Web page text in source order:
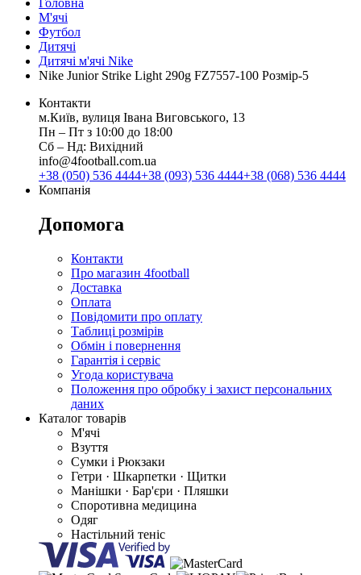
Головна
М'ячі
Футбол
Дитячі
Дитячі м'ячі Nike
Nike Junior Strike Light 290g FZ7557-100 Розмір-5
Контакти
м.Київ, вулиця Івана Виговського, 13
Пн ‒ Пт з 10:00 до 18:00
Сб ‒ Нд: Вихідний
info@4football.com.ua
+38 (050) 536 4444+38 (093) 536 4444+38 (068) 536 4444
Компанія
Допомога
Контакти
Про магазин 4football
Доставка
Оплата
Повідомити про оплату
Таблиці розмірів
Обмін і повернення
Гарантія і сервіс
Угода користувача
Положення про обробку і захист персональних
даних
Каталог товарів
М'ячі
Взуття
Сумки і Рюкзаки
Гетри · Шкарпетки · Щитки
Манішки · Бар'єри · Пляшки
Споротивна медицина
Одяг
Настільний теніс